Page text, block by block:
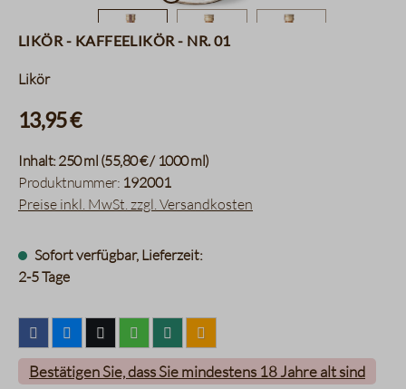
Likör - Kaffeelikör - Nr. 01
Likör
13,95 €
Inhalt:250 ml (55,80 € / 1000 ml)
Produktnummer: 192001
Preise inkl. MwSt. zzgl. Versandkosten
Sofort verfügbar, Lieferzeit:
2-5 Tage
Bestätigen Sie, dass Sie mindestens 18 Jahre alt sind